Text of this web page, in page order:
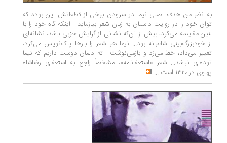
به نظر من هدف اصلی نیما در سرودن برخی از قطعاتش این بوده که
توان خود را در روایت داستان به زبان شعر بیازماید... اینکه گاه خود را با
لنین مقایسه می‌کرد، بیش از آن‌که نشانی از گرایش حزبی باشد، نشانه‌ای
از خودبزرگ‌بینی شاعرانه بود... نیما هر شعر را بارها پاک‌نویس می‌کرد،
تغییر می‌داد، خط می‌زد و بازمی‌نوشت... ته دلمان دوست داریم که نیما
توده‌ای نباشد... شعر «استعفانامه»، مشخصاً راجع به استعفای رضاشاه
پهلوی در ۱۳۲۰ است
...